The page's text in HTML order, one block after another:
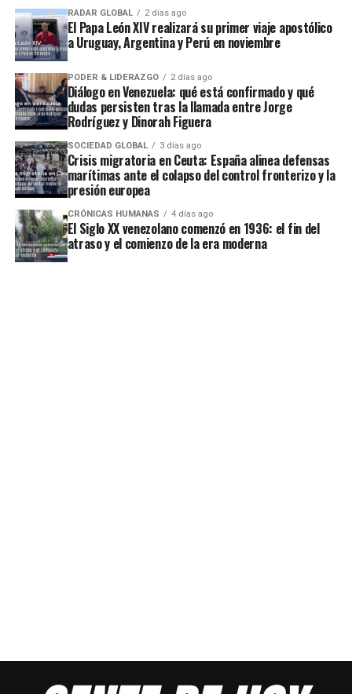
RADAR GLOBAL 2 días ago
El Papa León XIV realizará su primer viaje apostólico
a Uruguay, Argentina y Perú en noviembre
PODER & LIDERAZGO 2 días ago
Diálogo en Venezuela: qué está confirmado y qué
dudas persisten tras la llamada entre Jorge
Rodríguez y Dinorah Figuera
SOCIEDAD GLOBAL 3 días ago
Crisis migratoria en Ceuta: España alinea defensas
marítimas ante el colapso del control fronterizo y la
presión europea
CRÓNICAS HUMANAS 4 días ago
El Siglo XX venezolano comenzó en 1936: el fin del
atraso y el comienzo de la era moderna